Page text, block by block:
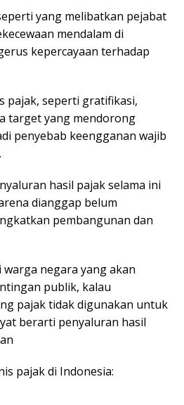
yang melibatkan pejabat
mendalam di
kepercayaan terhadap
pajak, seperti gratifikasi,
target yang mendorong
penyebab keengganan wajib
hasil pajak selama ini
dianggap belum
pembangunan dan
negara yang akan
publik, kalau
pajak tidak digunakan untuk
berarti penyaluran hasil
pajak di Indonesia: